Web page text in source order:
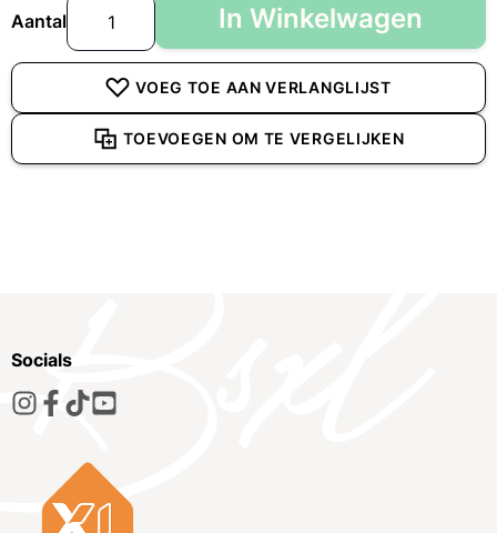
Aantal In Winkelwagen
VOEG TOE AAN VERLANGLIJST
TOEVOEGEN OM TE VERGELIJKEN
Socials